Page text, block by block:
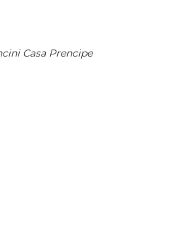
Casa Prencipe